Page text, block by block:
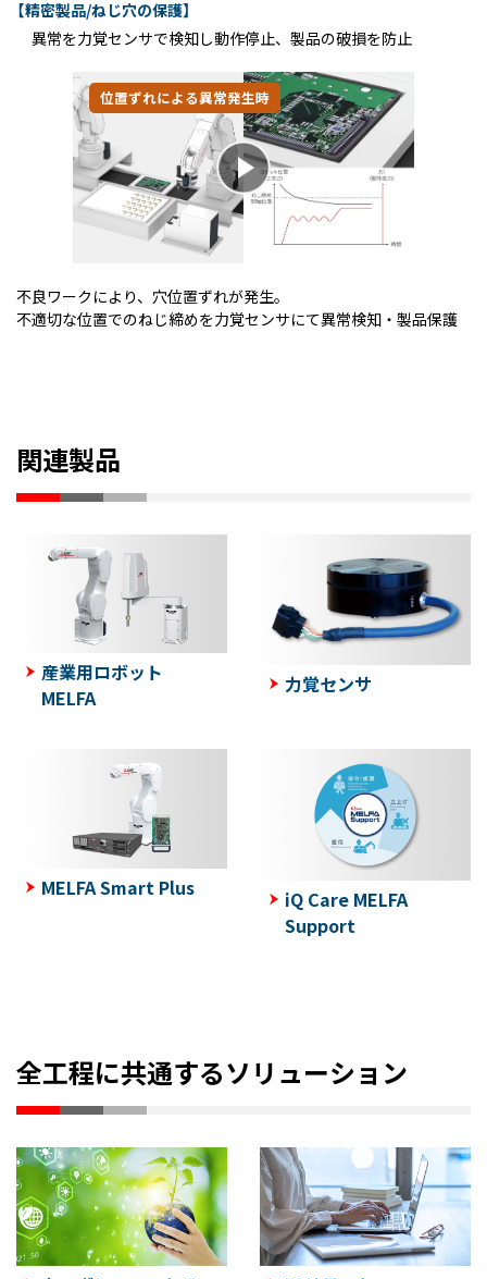
【精密製品/ねじ穴の保護】
異常を力覚センサで検知し動作停止、製品の破損を防止
位置ずれによる異常発生時
不良ワークにより、穴位置ずれが発生。
不適切な位置でのねじ締めを力覚センサにて異常検知・製品保護
関連製品
産業用ロボット
MELFA
力覚センサ
MELFA Smart Plus
iQ Care MELFA
Support
全工程に共通するソリューション